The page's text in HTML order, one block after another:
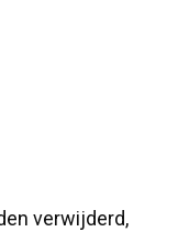
verwijderd,